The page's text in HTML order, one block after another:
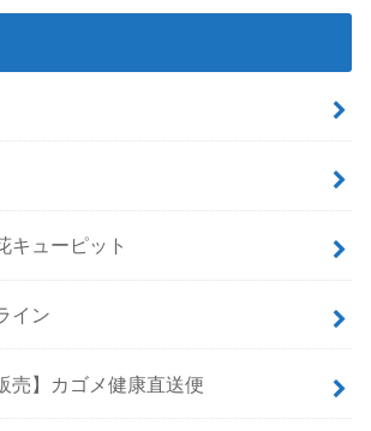
キューピット
イン
売】カゴメ健康直送便